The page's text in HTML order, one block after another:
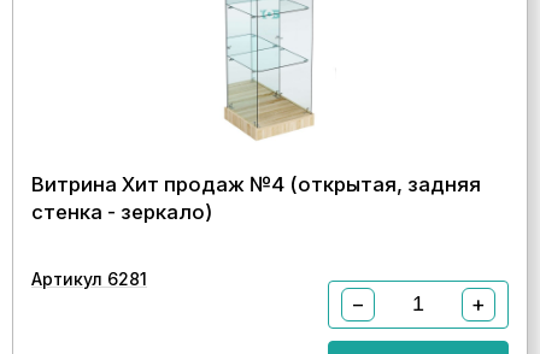
Витрина Хит продаж №4 (открытая, задняя
стенка - зеркало)
Артикул 6281
− +